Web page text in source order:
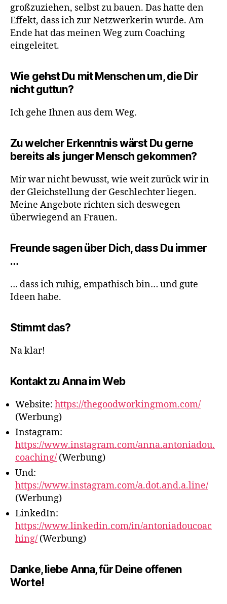
großzuziehen, selbst zu bauen. Das hatte den
Effekt, dass ich zur Netzwerkerin wurde. Am
Ende hat das meinen Weg zum Coaching
eingeleitet.
Wie gehst Du mit Menschen um, die Dir
nicht guttun?
Ich gehe Ihnen aus dem Weg.
Zu welcher Erkenntnis wärst Du gerne
bereits als junger Mensch gekommen?
Mir war nicht bewusst, wie weit zurück wir in
der Gleichstellung der Geschlechter liegen.
Meine Angebote richten sich deswegen
überwiegend an Frauen.
Freunde sagen über Dich, dass Du immer
…
… dass ich ruhig, empathisch bin… und gute
Ideen habe.
Stimmt das?
Na klar!
Kontakt zu Anna im Web
Website: https://thegoodworkingmom.com/
(Werbung)
Instagram:
https://www.instagram.com/anna.antoniadou.
coaching/ (Werbung)
Und:
https://www.instagram.com/a.dot.and.a.line/
(Werbung)
LinkedIn:
https://www.linkedin.com/in/antoniadoucoac
hing/ (Werbung)
Danke, liebe Anna, für Deine offenen
Worte!